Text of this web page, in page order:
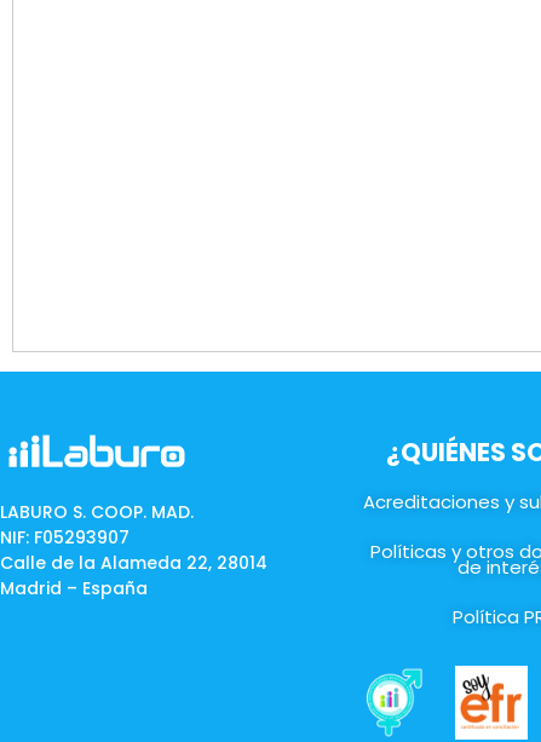
LABURO S. COOP. MAD.
NIF: F05293907
Calle de la Alameda 22, 28014
Madrid – España
¿QUIÉNES
Acreditaciones y
Políticas y otros
de
Política